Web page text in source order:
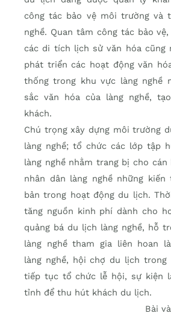
công tác bảo vệ môi trường và
nghề. Quan tâm công tác bảo
các di tích lịch sử văn hóa cũng
phát triển các hoạt động văn
thống trong khu vực làng nghề
sắc văn hóa của làng nghề,
khách.
Chú trọng xây dựng môi trường
làng nghề; tổ chức các lớp tập
làng nghề nhằm trang bị cho
nhân dân làng nghề những
bản trong hoạt động du lịch.
tăng nguồn kinh phí dành cho
quảng bá du lịch làng nghề, hỗ
làng nghề tham gia liên hoan
làng nghề, hội chợ du lịch trong
tiếp tục tổ chức lễ hội, sự kiện
tỉnh để thu hút khách du lịch.
Bài